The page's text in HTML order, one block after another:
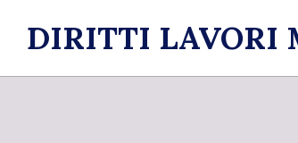
DIRITTI LAVORI